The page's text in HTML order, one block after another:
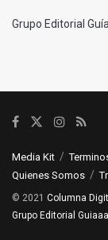
Grupo Editorial
Media Kit
Quienes Somos
© 2021 Columna
Grupo Editorial